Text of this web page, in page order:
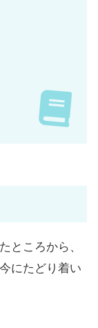
ところから、
にたどり着い